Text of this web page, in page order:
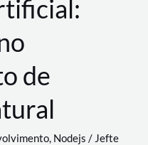
de
, Nodejs / Jefte